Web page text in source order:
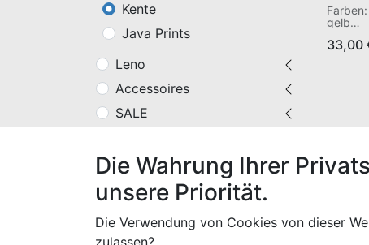
Kente
Java Prints
Leno
Accessoires
SALE
gelb
33,00
Die Wahrung Ihrer
unsere Priorität.
Die Verwendung von Cookies von dieser
zulassen?